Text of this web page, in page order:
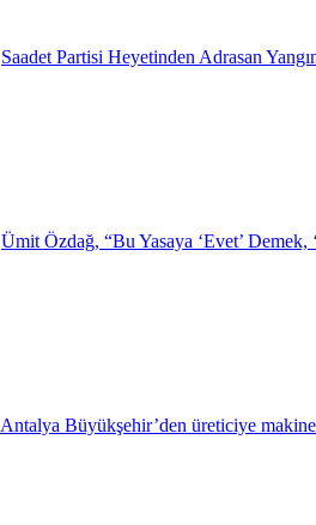
Saadet Partisi Heyetinden Adrasan
Ümit Özdağ, “Bu Yasaya ‘Evet’
Antalya Büyükşehir’den üreticiye